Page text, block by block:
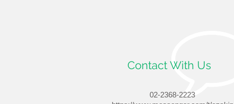
保養篇-Comedogenicity
Contact With Us
02-2368-2223